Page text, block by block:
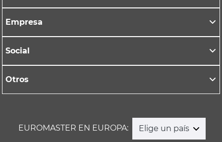
Empresa
Social
Otros
EUROMASTER EN EUROPA: Elige un país